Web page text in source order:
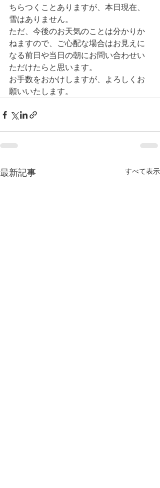
ちらつくことありますが、本日現在、
雪はありません。
ただ、今後のお天気のことは分かりか
ねますので、ご心配な場合はお見えに
なる前日や当日の朝にお問い合わせい
ただけたらと思います。
お手数をおかけしますが、よろしくお
願いいたします。
最新記事 すべて表示